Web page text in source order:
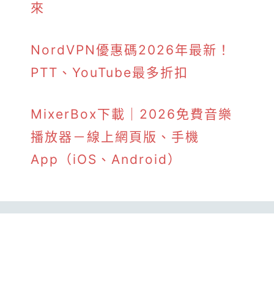
來
NordVPN優惠碼2026年最新！
PTT、YouTube最多折扣
MixerBox下載｜2026免費音樂
播放器－線上網頁版、手機
App（iOS、Android）